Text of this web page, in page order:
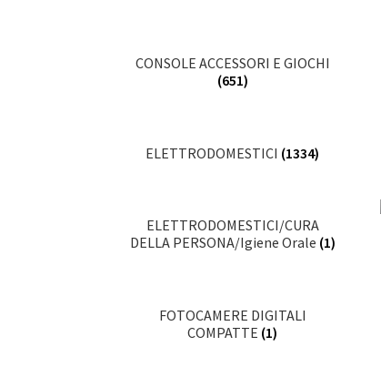
CONSOLE ACCESSORI E GIOCHI
(651)
ELETTRODOMESTICI (1334)
ELETTRODOMESTICI/CURA
DELLA PERSONA/Igiene Orale (1)
FOTOCAMERE DIGITALI
COMPATTE (1)